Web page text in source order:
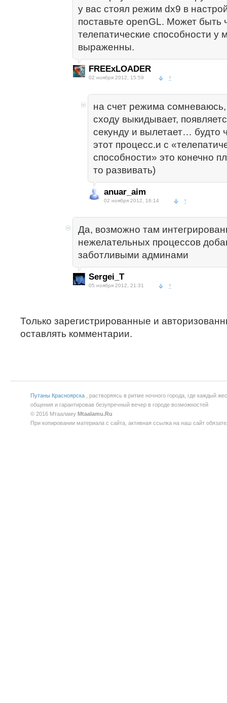
у вас стоял режим dx9 в
поставьте openGL. Может быть
телепатические способности у
выраженны.
FREExLOADER
02 ноября 2012, 15:59 ↑
на счет режима сомневаюсь,
сходу выкидывает,
секунду и вылетает… будто
этот процесс.и с
способности» это конечно
то развивать)
anuar_aim
02 ноября 2012, 16:14 ↑
Да, возможно там
нежелательных процессов
заботливыми админами
Sergei_T
05 ноября 2012, 21:31 ↑
Только зарегистрированные и
оставлять комментарии.
Путаны Красноярска , растворяясь в ритме ночного города, где каждый
общения и гарантировав безупречный вечер в городе возможностей
© 2016 Мтааламу Mtaalamu.Ru
При копировании материала с сайта, активная ссылка на наш сайт